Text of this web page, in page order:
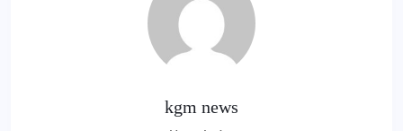
kgm news